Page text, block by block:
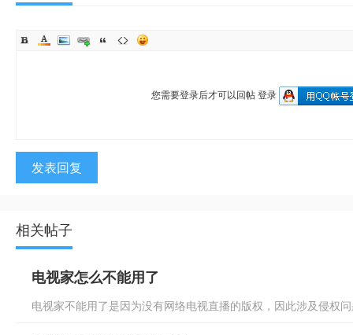
您需要登录后才可以回帖 登录
发表回复
相关帖子
电视家怎么不能用了
电视家不能用了是因为没有网络电视直播的版权，因此涉及侵权